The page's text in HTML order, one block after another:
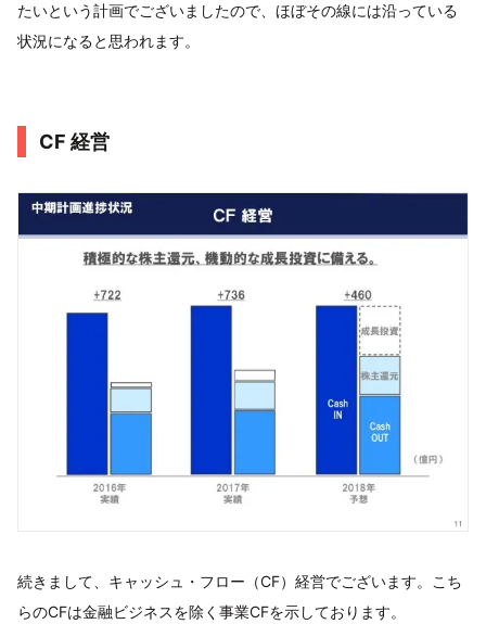
たいという計画でございましたので、ほぼその線には沿っている
状況になると思われます。
CF 経営
続きまして、キャッシュ・フロー（CF）経営でございます。こち
らのCFは金融ビジネスを除く事業CFを示しております。